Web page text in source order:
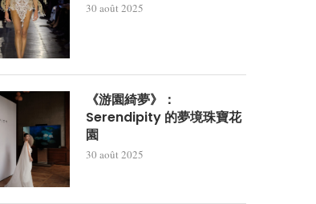
30 août 2025
《游園綺夢》：
Serendipity 的夢境珠寶花
園
30 août 2025